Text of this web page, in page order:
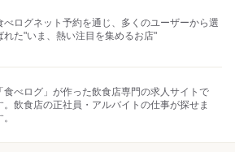
べログネット予約を通じ、多くのユーザーから選
れた"いま、熱い注目を集めるお店"
「食べログ」が作った飲食店専門の求人サイトで
。飲食店の正社員・アルバイトの仕事が探せま